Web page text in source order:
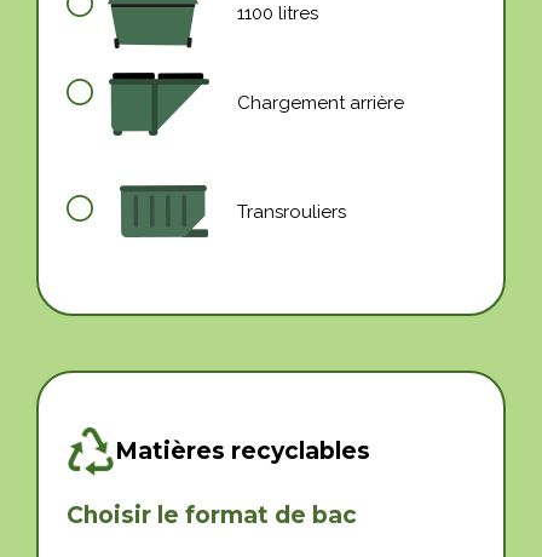
1100 litres
Chargement arrière
Transrouliers
Matières recyclables
Choisir le format de bac